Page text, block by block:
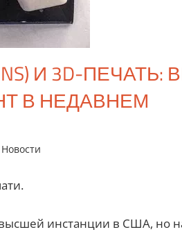
И 3D-
В НЕДАВНЕМ
Новости
инстанции в США, но